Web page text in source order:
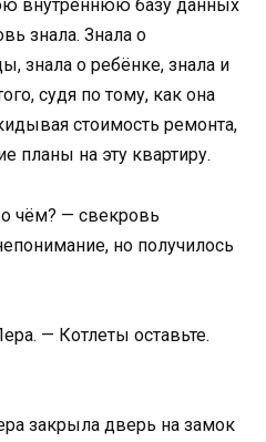
внутреннюю базу данных
знала. Знала о
знала о ребёнке, знала и
судя по тому, как она
стоимость ремонта,
планы на эту квартиру.
чём? — свекровь
но получилось
— Котлеты оставьте.
закрыла дверь на замок